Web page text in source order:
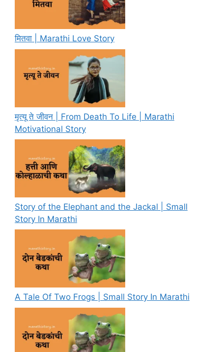
मितवा | Marathi Love Story
मृत्यू ते जीवन | From Death To Life | Marathi
Motivational Story
Story of the Elephant and the Jackal | Small
Story In Marathi
A Tale Of Two Frogs | Small Story In Marathi